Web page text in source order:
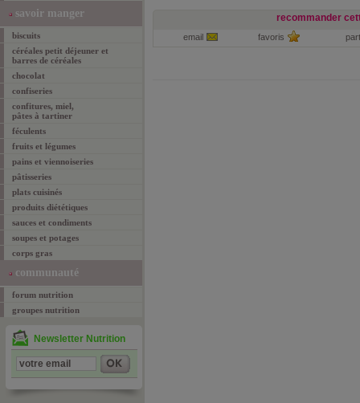
savoir manger
biscuits
céréales petit déjeuner et
barres de céréales
chocolat
confiseries
confitures, miel,
pâtes à tartiner
féculents
fruits et légumes
pains et viennoiseries
pâtisseries
plats cuisinés
produits diététiques
sauces et condiments
soupes et potages
corps gras
communauté
forum nutrition
groupes nutrition
Newsletter Nutrition
recommander
email favoris